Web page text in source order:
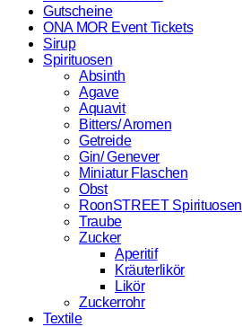
Gutscheine
ONA MOR Event Tickets
Sirup
Spirituosen
Absinth
Agave
Aquavit
Bitters/ Aromen
Getreide
Gin/ Genever
Miniatur Flaschen
Obst
RoonSTREET Spirituosen
Traube
Zucker
Aperitif
Kräuterlikör
Likör
Zuckerrohr
Textile